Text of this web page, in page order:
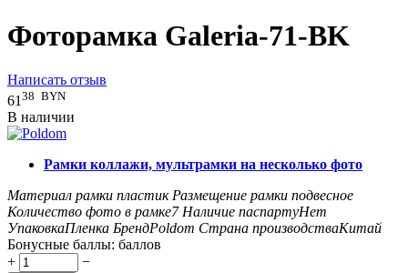
Фоторамка Galeria-71-BK
Написать отзыв
61 38 BYN
В наличии
Рамки коллажи, мультрамки на несколько фото
Материал рамки пластик Размещение рамки подвесное
Количество фото в рамке7 Наличие паспартуНет
УпаковкаПленка БрендPoldom Страна производстваКитай
Бонусные баллы: баллов
+
−